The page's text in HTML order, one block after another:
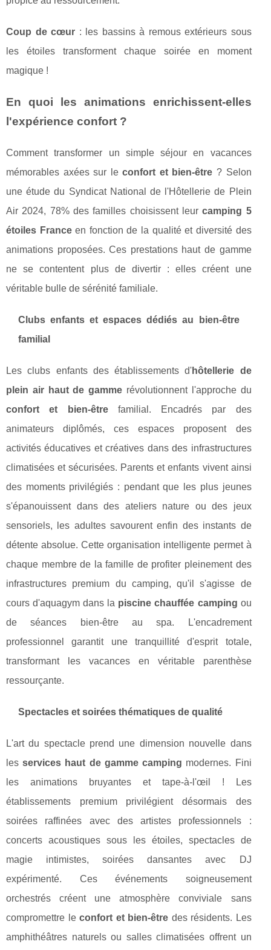
Coup de cœur : les bassins à remous extérieurs sous
les étoiles transforment chaque soirée en moment
magique !
En quoi les animations enrichissent-elles
l'expérience confort ?
Comment transformer un simple séjour en vacances
mémorables axées sur leconfort et bien-être ? Selon
une étude du Syndicat National de l'Hôtellerie de Plein
Air 2024, 78% des familles choisissent leurcamping 5
étoiles Franceen fonction de la qualité et diversité des
animations proposées. Ces prestations haut de gamme
ne se contentent plus de divertir : elles créent une
véritable bulle de sérénité familiale.
Clubs enfants et espaces dédiés au bien-être
familial
Les clubs enfants des établissements d'hôtellerie de
plein air haut de gamme révolutionnent l'approche du
confort et bien-êtrefamilial. Encadrés par des
animateurs diplômés, ces espaces proposent des
activités éducatives et créatives dans des infrastructures
climatisées et sécurisées. Parents et enfants vivent ainsi
des moments privilégiés : pendant que les plus jeunes
s'épanouissent dans des ateliers nature ou des jeux
sensoriels, les adultes savourent enfin des instants de
détente absolue. Cette organisation intelligente permet à
chaque membre de la famille de profiter pleinement des
infrastructures premium du camping, qu'il s'agisse de
cours d'aquagym dans la piscine chauffée camping ou
de séances bien-être au spa. L'encadrement
professionnel garantit une tranquillité d'esprit totale,
transformant les vacances en véritable parenthèse
ressourçante.
Spectacles et soirées thématiques de qualité
L'art du spectacle prend une dimension nouvelle dans
lesservices haut de gamme camping modernes. Fini
les animations bruyantes et tape-à-l'œil ! Les
établissements premium privilégient désormais des
soirées raffinées avec des artistes professionnels :
concerts acoustiques sous les étoiles, spectacles de
magie intimistes, soirées dansantes avec DJ
expérimenté. Ces événements soigneusement
orchestrés créent une atmosphère conviviale sans
compromettre leconfort et bien-être des résidents. Les
amphithéâtres naturels ou salles climatisées offrent un